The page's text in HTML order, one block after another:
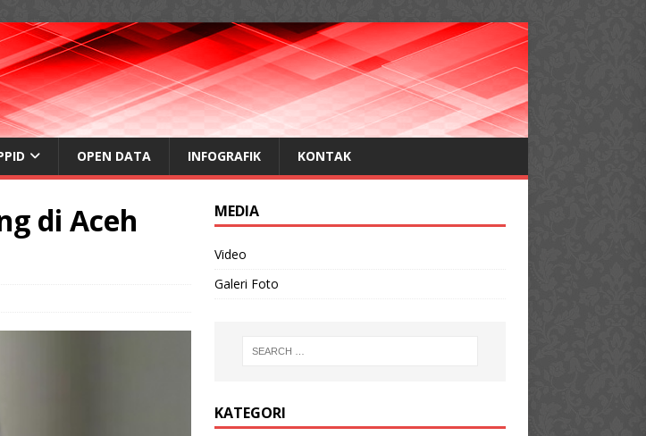
OPEN DATA INFOGRAFIK KONTAK
di Aceh
MEDIA
Video
Galeri Foto
KATEGORI